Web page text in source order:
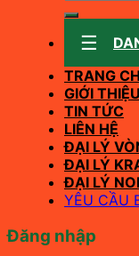
TRANG
GIỚI THIỆU
TIN TỨC
LIÊN HỆ
ĐẠI LÝ
ĐẠI LÝ
ĐẠI LÝ
YÊU CẦU
Đăng nhập